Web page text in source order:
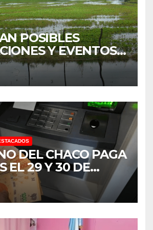
POSIBLES
Y EVENTOS
“PODRÍA SER UN
IMPORTANTE”
DEL CHACO PAGA
EL 29 Y 30 DE
EL 2% DE